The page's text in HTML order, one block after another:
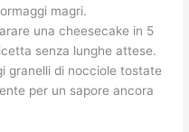
magri.
una cheesecake in 5
senza lunghe attese.
granelli di nocciole tostate
per un sapore ancora